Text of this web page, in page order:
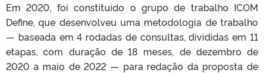
Em 2020, foi constituído o grupo de trabalho ICOM
Define, que desenvolveu uma metodologia de trabalho
— baseada em 4 rodadas de consultas, divididas em 11
etapas, com duração de 18 meses, de dezembro de
2020 a maio de 2022 — para redação da proposta de